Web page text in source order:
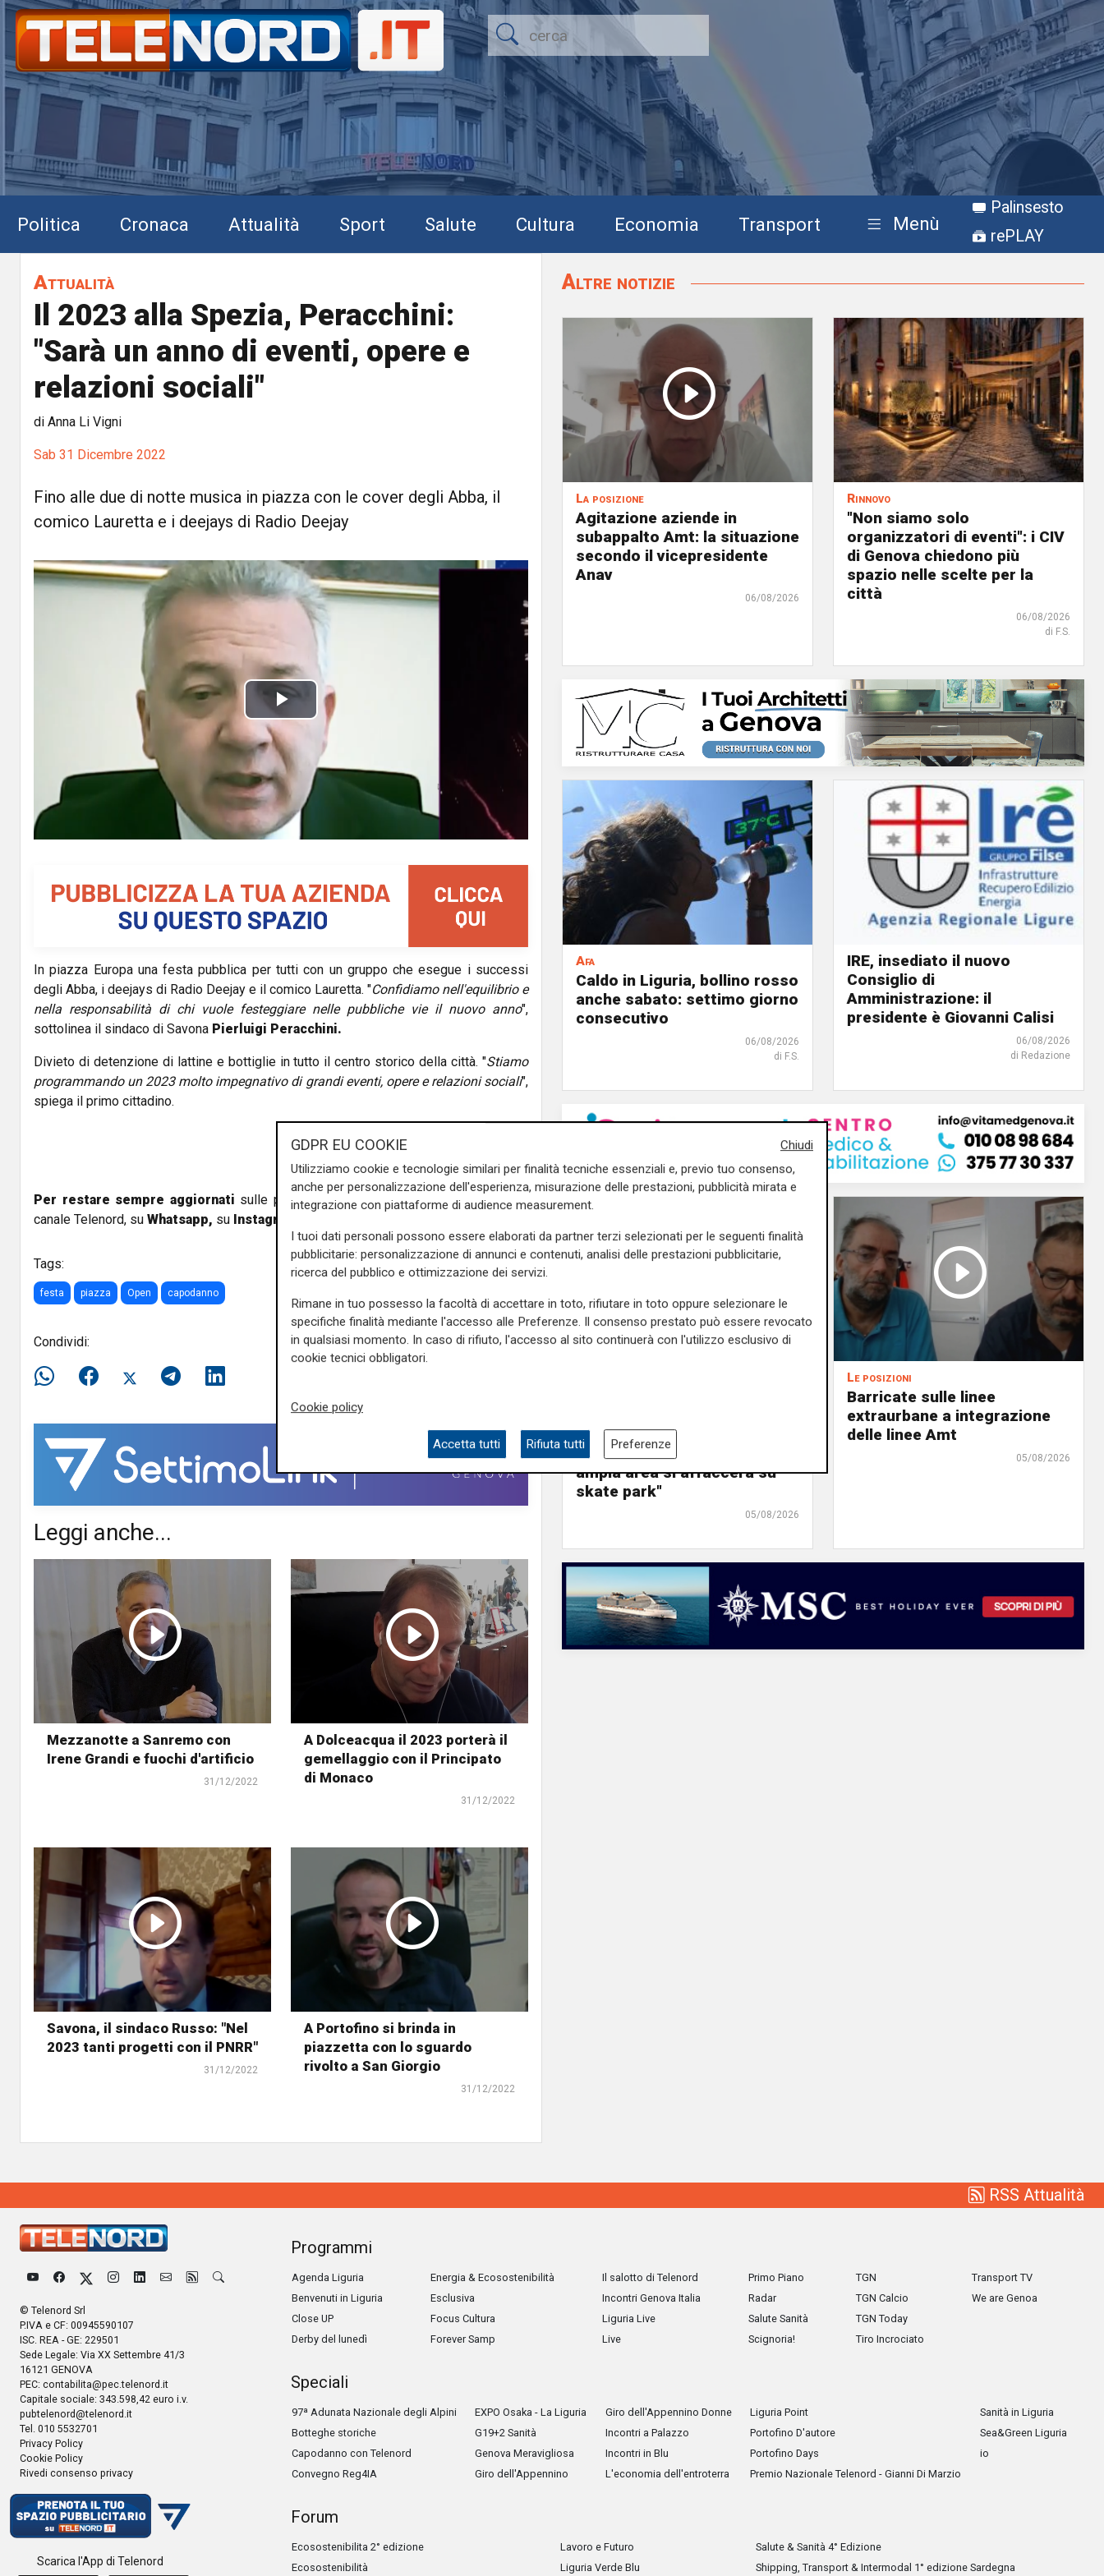
Politica Cronaca Attualità Sport Salute Cultura Economia Transport Menù
Palinsesto
rePLAY
Attualità
Il 2023 alla Spezia, Peracchini:
"Sarà un anno di eventi, opere e
relazioni sociali"
di Anna Li Vigni
Sab 31 Dicembre 2022
Fino alle due di notte musica in piazza con le cover degli Abba, il
comico Lauretta e i deejays di Radio Deejay
P
l
a
y
i
e
o
In piazza Europa una festa pubblica per tutti con un gruppo che esegue i successi
degli Abba, i deejays di Radio Deejay e il comico Lauretta. "Confidiamo nell'equilibrio e
nella responsabilità di chi vuole festeggiare nelle pubbliche vie il nuovo anno",
sottolinea il sindaco di Savona Pierluigi Peracchini.
Divieto di detenzione di lattine e bottiglie in tutto il centro storico della città. "Stiamo
programmando un 2023 molto impegnativo di grandi eventi, opere e relazioni sociali",
spiega il primo cittadino.
Per restare sempre aggiornati sulle principali notizie sulla Liguria seguiteci sul
canale Telenord, su Whatsapp, su Instagram
Tags:
festa piazza Open capodanno
Condividi:
Leggi anche...
Mezzanotte a Sanremo con
Irene Grandi e fuochi d'artificio
31/12/2022
A Dolceacqua il 2023 porterà il
gemellaggio con il Principato
di Monaco
31/12/2022
Savona, il sindaco Russo: "Nel
2023 tanti progetti con il PNRR"
31/12/2022
A Portofino si brinda in
piazzetta con lo sguardo
rivolto a San Giorgio
31/12/2022
Altre notizie
La posizione
Agitazione aziende in
subappalto Amt: la situazione
secondo il vicepresidente
Anav
06/08/2026
Rinnovo
"Non siamo solo
organizzatori di eventi": i CIV
di Genova chiedono più
spazio nelle scelte per la
città
06/08/2026
di F.S.
Afa
Caldo in Liguria, bollino rosso
anche sabato: settimo giorno
consecutivo
06/08/2026
di F.S.
IRE, insediato il nuovo
Consiglio di
Amministrazione: il
presidente è Giovanni Calisi
06/08/2026
di Redazione
posto di Mondobimbo 2. La
pizzeria verrà abbattuta,
ampia area si affaccerà su
skate park"
05/08/2026
Le posizioni
Barricate sulle linee
extraurbane a integrazione
delle linee Amt
05/08/2026
RSS Attualità
© Telenord Srl
P.IVA e CF: 00945590107
ISC. REA - GE: 229501
Sede Legale: Via XX Settembre 41/3
16121 GENOVA
PEC: contabilita@pec.telenord.it
Capitale sociale: 343.598,42 euro i.v.
pubtelenord@telenord.it
Tel. 010 5532701
Privacy Policy
Cookie Policy
Rivedi consenso privacy
Scarica l'App di Telenord
Programmi
Agenda Liguria
Benvenuti in Liguria
Close UP
Derby del lunedì
Energia & Ecosostenibilità
Esclusiva
Focus Cultura
Forever Samp
Il salotto di Telenord
Incontri Genova Italia
Liguria Live
Live
Primo Piano
Radar
Salute Sanità
Scignoria!
TGN
TGN Calcio
TGN Today
Tiro Incrociato
Transport TV
We are Genoa
Speciali
97ª Adunata Nazionale degli Alpini
Botteghe storiche
Capodanno con Telenord
Convegno Reg4IA
EXPO Osaka - La Liguria
G19+2 Sanità
Genova Meravigliosa
Giro dell'Appennino
Giro dell'Appennino Donne
Incontri a Palazzo
Incontri in Blu
L'economia dell'entroterra
Liguria Point
Portofino D'autore
Portofino Days
Premio Nazionale Telenord - Gianni Di Marzio
Sanità in Liguria
Sea&Green Liguria
io
Forum
Ecosostenibilita 2° edizione
Ecosostenibilità
Lavoro e Futuro
Liguria Verde Blu
Salute & Sanità 4° Edizione
Shipping, Transport & Intermodal 1° edizione Sardegna
Chiudi
GDPR EU COOKIE
Utilizziamo cookie e tecnologie similari per finalità tecniche essenziali e, previo tuo consenso,
anche per personalizzazione dell'esperienza, misurazione delle prestazioni, pubblicità mirata e
integrazione con piattaforme di audience measurement.
I tuoi dati personali possono essere elaborati da partner terzi selezionati per le seguenti finalità
pubblicitarie: personalizzazione di annunci e contenuti, analisi delle prestazioni pubblicitarie,
ricerca del pubblico e ottimizzazione dei servizi.
Rimane in tuo possesso la facoltà di accettare in toto, rifiutare in toto oppure selezionare le
specifiche finalità mediante l'accesso alle Preferenze. Il consenso prestato può essere revocato
in qualsiasi momento. In caso di rifiuto, l'accesso al sito continuerà con l'utilizzo esclusivo di
cookie tecnici obbligatori.
Cookie policy
Accetta tutti Rifiuta tutti Preferenze